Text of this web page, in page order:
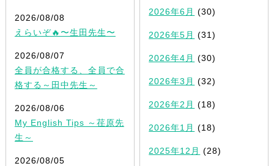
2026/08/08
えらいぞ🔥〜生田先生〜
2026/08/07
全員が合格する、全員で合
格する～田中先生～
2026/08/06
My English Tips ～荏原先
生～
2026/08/05
2026年6月 (30)
2026年5月 (31)
2026年4月 (30)
2026年3月 (32)
2026年2月 (18)
2026年1月 (18)
2025年12月 (28)